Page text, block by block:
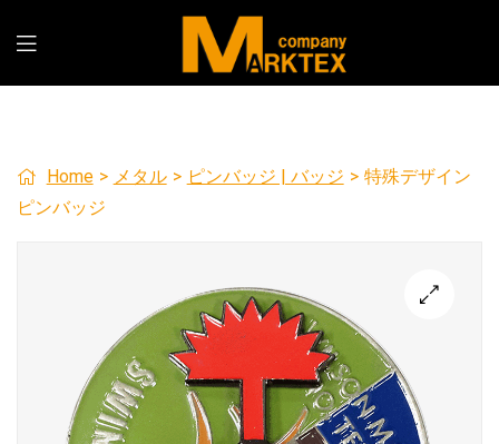
Home > メタル > ピンバッジ | バッジ > 特殊デザイン
ピンバッジ